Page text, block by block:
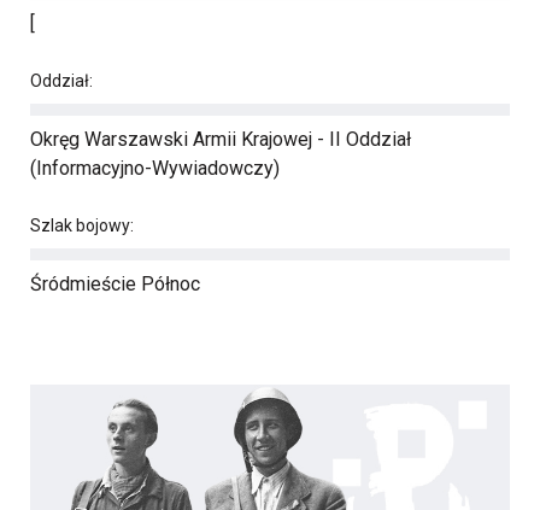
[
Oddział:
Okręg Warszawski Armii Krajowej - II Oddział
(Informacyjno-Wywiadowczy)
Szlak bojowy:
Śródmieście Północ